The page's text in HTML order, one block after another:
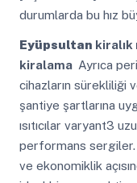
durumlarda bu hız
Eyüpsultan kiralık
kiralama Ayrıca
cihazların sürekliliği
şantiye şartlarına
ısıtıcılar varyant3
performans sergiler.
ve ekonomiklik